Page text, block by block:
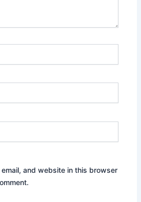
email, and website in this browser